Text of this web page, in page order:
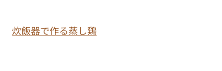
炊飯器で作る蒸し鶏